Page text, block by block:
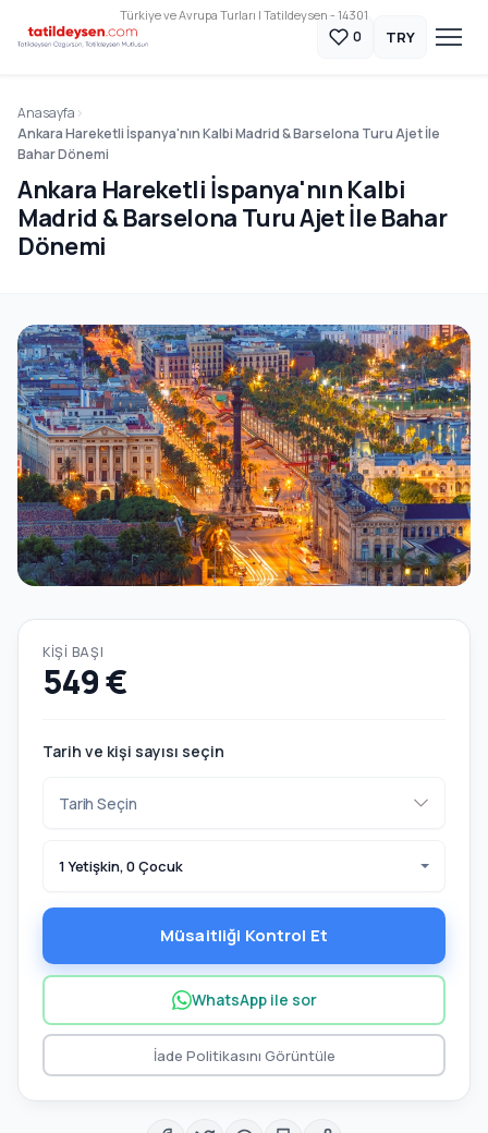
Türkiye ve Avrupa Turları | Tatildeysen - 14301
0 TRY
Anasayfa
Ankara Hareketli İspanya'nın Kalbi Madrid & Barselona Turu Ajet İle
Bahar Dönemi
Ankara Hareketli İspanya'nın Kalbi
Madrid & Barselona Turu Ajet İle Bahar
Dönemi
KIŞI BAŞI
549 €
Tarih ve kişi sayısı seçin
1 Yetişkin, 0 Çocuk
Müsaitliği Kontrol Et
WhatsApp ile sor
İade Politikasını Görüntüle